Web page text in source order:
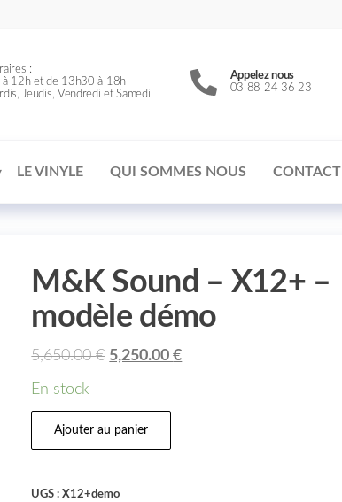
:
à 12h et de 13h30 à 18h
Jeudis, Vendredi et Samedi
Appelez nous
03 88 24 36 23
LE VINYLE QUI SOMMES NOUS CONTACT
M&K Sound – X12+ –
modèle démo
5,650.00€ 5,250.00€
En stock
Ajouter au panier
UGS : X12+demo